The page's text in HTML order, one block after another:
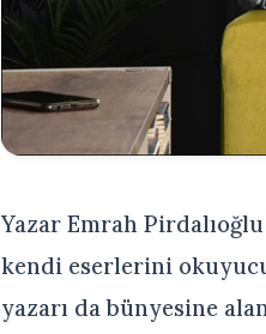
Yazar Emrah
kendi eserlerini
yazarı da bünyesine